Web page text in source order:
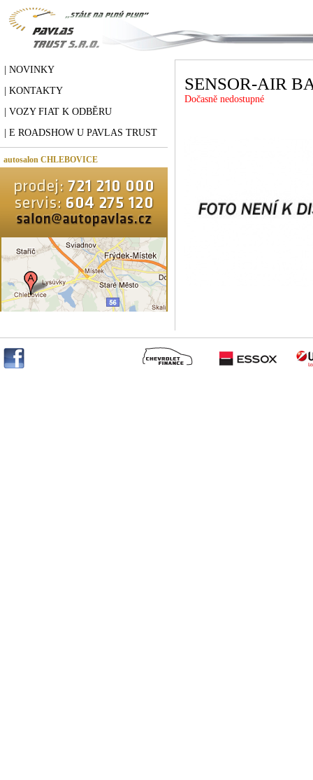
| NOVINKY
| KONTAKTY
| VOZY FIAT K ODBĚRU
| E ROADSHOW U PAVLAS TRUST
autosalon CHLEBOVICE
SENSOR-AIR
Dočasně nedostupné